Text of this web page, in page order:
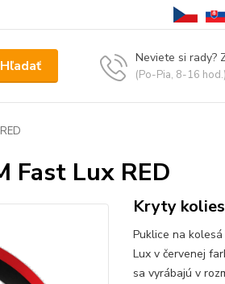
Hľadať Neviete si rady?
(Po-Pia, 8-16 hod.)
Fast Lux RED
Kryty kolies
Puklice na
Lux v červenej
sa vyrábajú v